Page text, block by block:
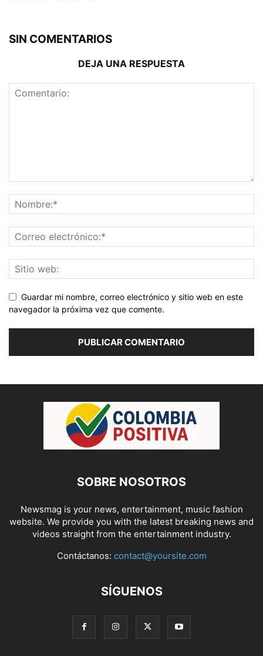
SIN COMENTARIOS
DEJA UNA RESPUESTA
Guardar mi nombre, correo electrónico y sitio web en este
navegador la próxima vez que comente.
SOBRE NOSOTROS
Newsmag is your news, entertainment, music fashion
website. We provide you with the latest breaking news and
videos straight from the entertainment industry.
Contáctanos: contact@yoursite.com
SÍGUENOS